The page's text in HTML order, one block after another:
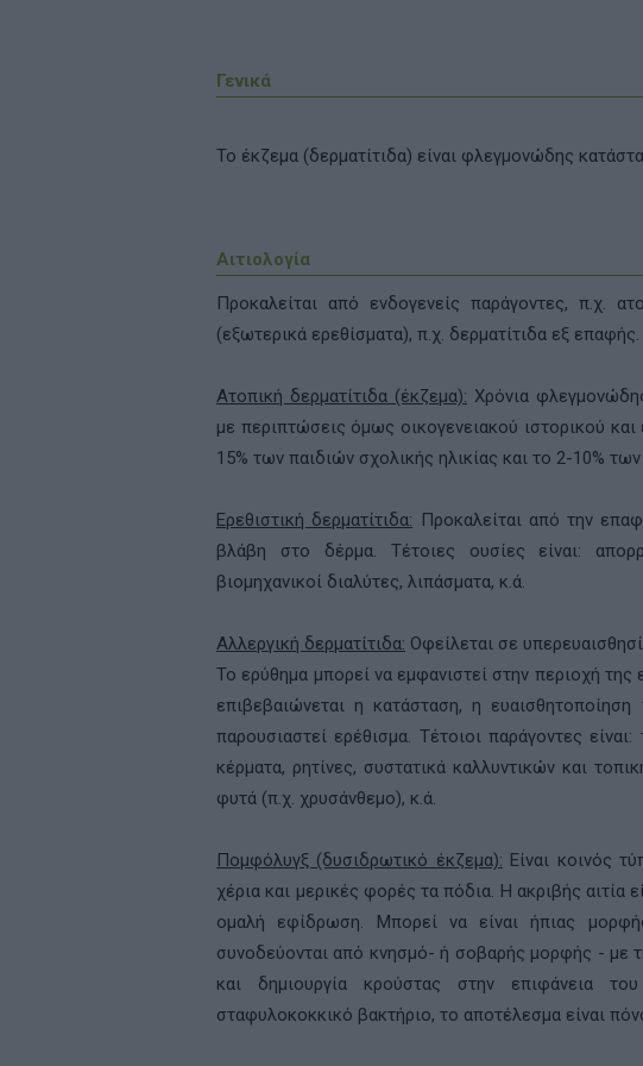
Γενικά
Το έκζεμα (δερματίτιδα) είναι φλεγμονώδης
Aιτιολογία
Προκαλείται από ενδογενείς παράγοντες, π.χ.
(εξωτερικά ερεθίσματα), π.χ. δερματίτιδα εξ επαφής.
Ατοπική δερματίτιδα (έκζεμα): Xρόνια
με περιπτώσεις όμως οικογενειακού ιστορικού
15% των παιδιών σχολικής ηλικίας και το 2-10%
Ερεθιστική δερματίτιδα: Προκαλείται από την
βλάβη στο δέρμα. Τέτοιες ουσίες είναι:
βιομηχανικοί διαλύτες, λιπάσματα, κ.ά.
Αλλεργική δερματίτιδα: Οφείλεται σε
Το ερύθημα μπορεί να εμφανιστεί στην περιοχή
επιβεβαιώνεται η κατάσταση, η
παρουσιαστεί ερέθισμα. Τέτοιοι παράγοντες
κέρματα, ρητίνες, συστατικά καλλυντικών και
φυτά (π.χ. χρυσάνθεμο), κ.ά.
Πομφόλυγξ (δυσιδρωτικό έκζεμα): Είναι κοινός
χέρια και μερικές φορές τα πόδια. Η ακριβής αιτία
ομαλή εφίδρωση. Μπορεί να είναι ήπιας
συνοδεύονται από κνησμό- ή σοβαρής μορφής - με
και δημιουργία κρούστας στην επιφάνεια
σταφυλοκοκκικό βακτήριο, το αποτέλεσμα είναι